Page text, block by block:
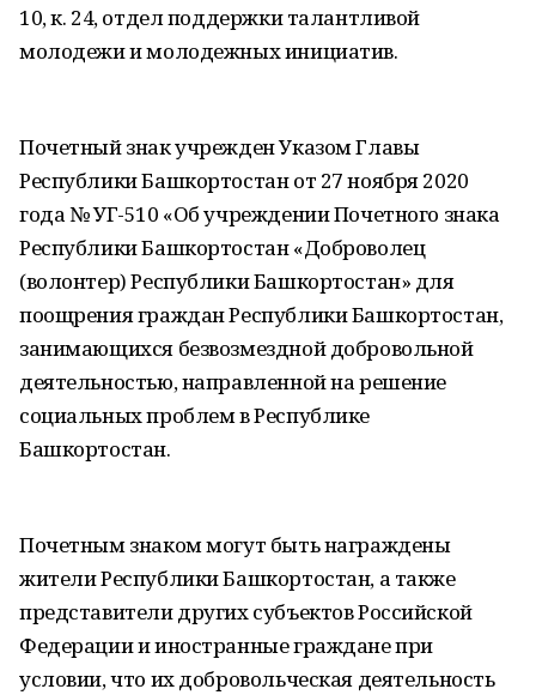
10, к. 24, отдел поддержки талантливой
молодежи и молодежных инициатив.
Почетный знак учрежден Указом Главы
Республики Башкортостан от 27 ноября 2020
года № УГ-510 «Об учреждении Почетного знака
Республики Башкортостан «Доброволец
(волонтер) Республики Башкортостан» для
поощрения граждан Республики Башкортостан,
занимающихся безвозмездной добровольной
деятельностью, направленной на решение
социальных проблем в Республике
Башкортостан.
Почетным знаком могут быть награждены
жители Республики Башкортостан, а также
представители других субъектов Российской
Федерации и иностранные граждане при
условии, что их добровольческая деятельность